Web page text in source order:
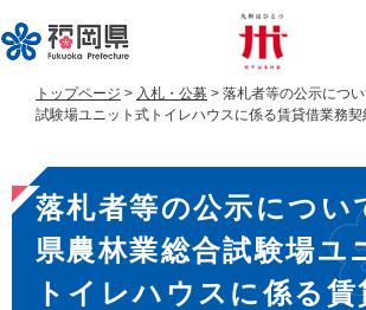
ー
ジ
す
。
ニ
ュ
し
て
トップページ > 入札・公募 > 落札者等の公示につ
試験場ユニット式トイレハウスに係る賃貸借業務契
本
文
落札者等の公示につい
県農林業総合試験場ユ
トイレハウスに係る賃